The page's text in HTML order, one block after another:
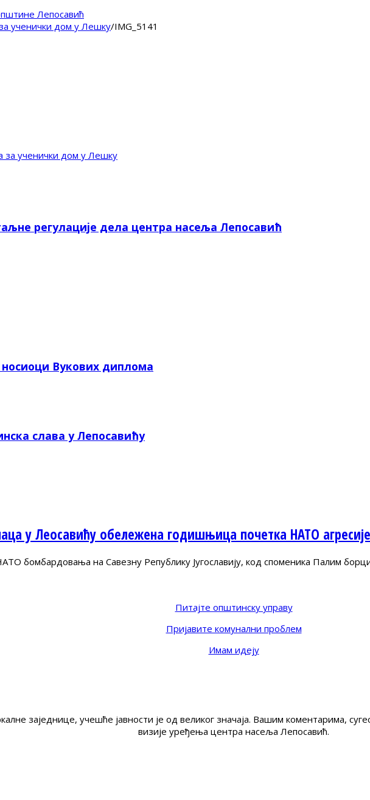
ученички дом у Лешку/IMG_5141
ученички дом у Лешку
регулације дела центра насеља Лепосавић
Вукових диплома
слава у Лепосавићу
у Леосавићу обележена годишњица почетка НАТО агресије
бомбардовања на Савезну Републику Југославију, код споменика Палим
Питајте општинску управу
Пријавите комунални проблем
Имам идеју
заједнице, учешће јавности је од великог значаја. Вашим коментарима,
визије уређења центра насеља Лепосавић.